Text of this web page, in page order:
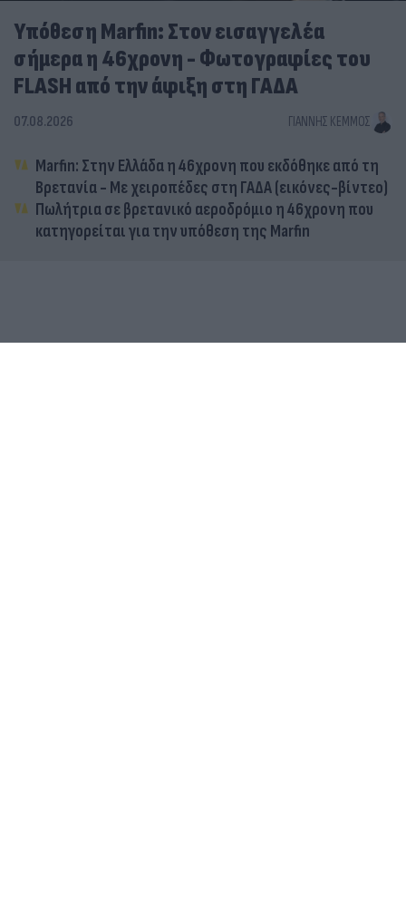
Υπόθεση Marfin: Στον εισαγγελέα
σήμερα η 46χρονη - Φωτογραφίες του
FLASH από την άφιξη στη ΓΑΔΑ
07.08.2026 ΓΙΆΝΝΗΣ ΚΈΜΜΟΣ
Marfin: Στην Ελλάδα η 46χρονη που εκδόθηκε από τη
Βρετανία - Με χειροπέδες στη ΓΑΔΑ (εικόνες-βίντεο)
Πωλήτρια σε βρετανικό αεροδρόμιο η 46χρονη που
κατηγορείται για την υπόθεση της Marfin